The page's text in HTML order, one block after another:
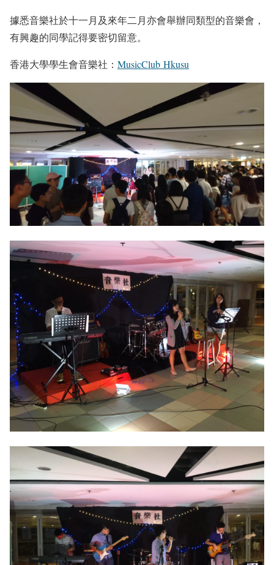
據悉音樂社於十一月及來年二月亦會舉辦同類型的音樂會，
有興趣的同學記得要密切留意。
香港大學學生會音樂社： MusicClub Hkusu